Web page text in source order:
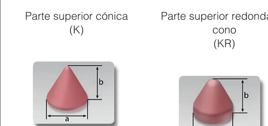
Parte superior cónica
(K)
Parte superior
cono
(KR)